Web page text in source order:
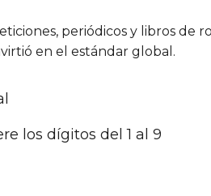
periódicos y libros de
en el estándar global.
los dígitos del 1 al 9